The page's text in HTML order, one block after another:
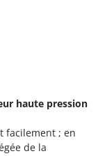
haute pression
facilement ; en
de la